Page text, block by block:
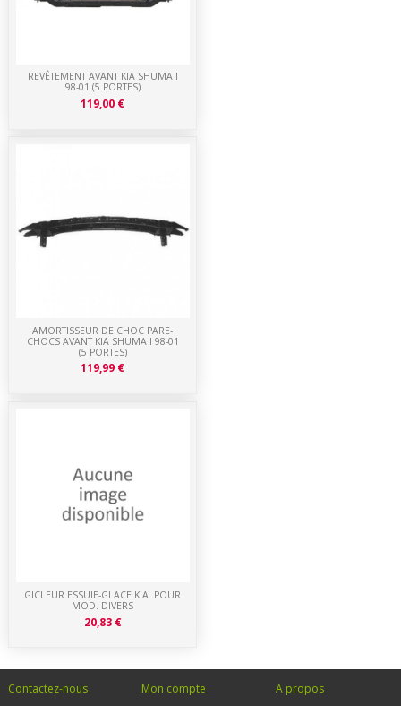
GICLEUR ESSUIE-GLACE KIA. POUR
MOD. DIVERS
20,83 €
AMORTISSEUR DE CHOC PARE-
CHOCS AVANT KIA SHUMA I 98-01
(5 PORTES)
119,99 €
REVÊTEMENT AVANT KIA SHUMA I
98-01 (5 PORTES)
119,00 €
Contactez-nous Mon compte A propos